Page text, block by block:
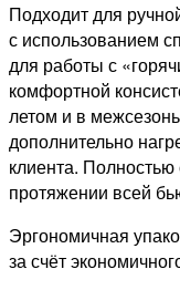
Подходит для
с использованием
для работы с
комфортной
летом и в
дополнительно
клиента.
протяжении всей
Эргономичная
за счёт